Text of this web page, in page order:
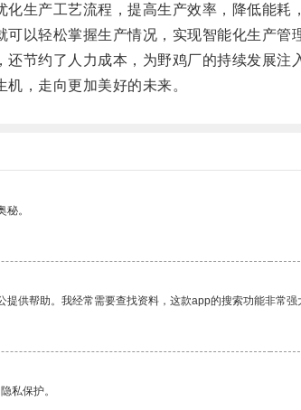
产工艺流程，提高生产效率，降低能耗
以轻松掌握生产情况，实现智能化生产管
约了人力成本，为野鸡厂的持续发展注
，走向更加美好的未来。
。
供帮助。我经常需要查找资料，这款app的搜索功能非常强
私保护。